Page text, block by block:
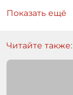
Показать ещё
Читайте также: